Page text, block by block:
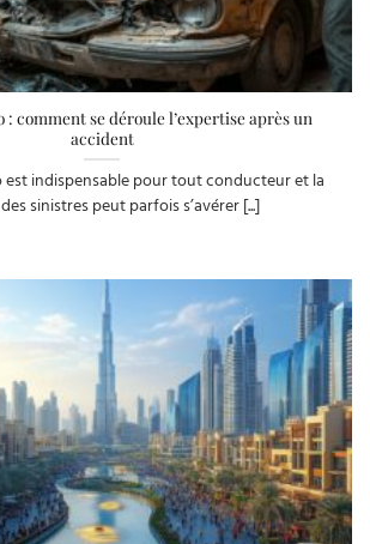
: comment se déroule l’expertise après un
accident
est indispensable pour tout conducteur et la
sinistres peut parfois s’avérer [...]